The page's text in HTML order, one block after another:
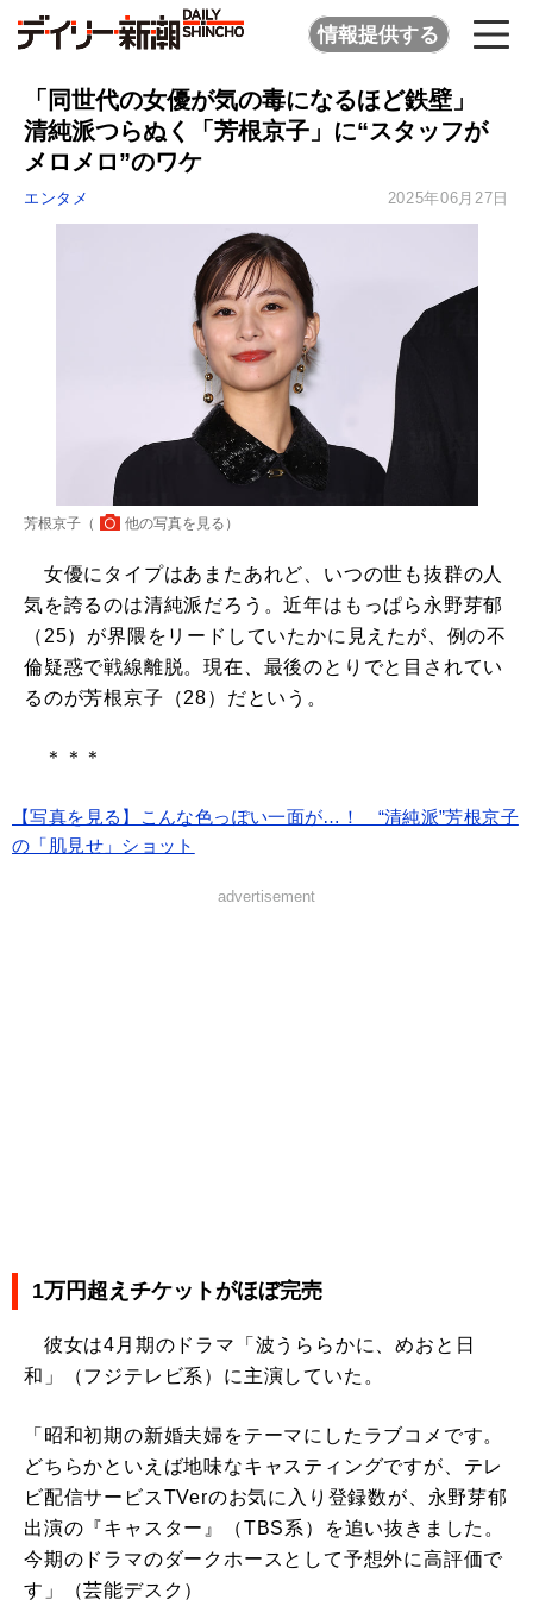
情報提供する
「同世代の女優が気の毒になるほど鉄壁」
清純派つらぬく「芳根京子」に“スタッフが
メロメロ”のワケ
エンタメ 2025年06月27日
芳根京子（ 他の写真を見る ）
女優にタイプはあまたあれど、いつの世も抜群の人
気を誇るのは清純派だろう。近年はもっぱら永野芽郁
（25）が界隈をリードしていたかに見えたが、例の不
倫疑惑で戦線離脱。現在、最後のとりでと目されてい
るのが芳根京子（28）だという。
＊＊＊
【写真を見る】こんな色っぽい一面が…！ “清純派”芳根京子
の「肌見せ」ショット
advertisement
1万円超えチケットがほぼ完売
彼女は4月期のドラマ「波うららかに、めおと日
和」（フジテレビ系）に主演していた。
「昭和初期の新婚夫婦をテーマにしたラブコメです。
どちらかといえば地味なキャスティングですが、テレ
ビ配信サービスTVerのお気に入り登録数が、永野芽郁
出演の『キャスター』（TBS系）を追い抜きました。
今期のドラマのダークホースとして予想外に高評価で
す」（芸能デスク）